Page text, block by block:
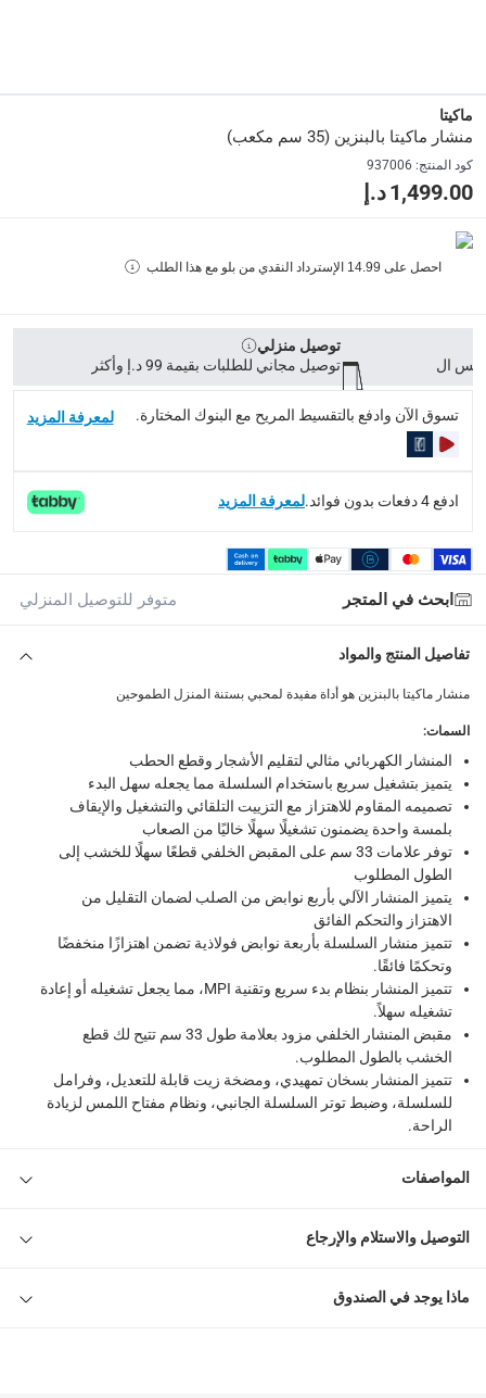
الأبعاد:
52 x 33 x 45
رقم الموديل
EA3502S40B
Delivery & Returns
التوصيل المُتَتَبَّع: خلال 1 إلى 5 أيام عمل -توصيل مجاني للطلبات
delivery times
توصيل المنتجات الكبيرة أو التي تحتاج تركيب: خلال 2 إلى 4 أيام عمل
collection
returns
إمكانية إرجاع المنتجات المؤهلة مجاناً خلال 30 يوماً.
What's in the Box
1 منشار بالبنزين 35 سم مكعب
ماكيتا
منشار ماكيتا بالبنزين (35 سم مكعب)
كود المنتج:
937006
1,499.00 د.إ
احصل على 14.99 الإسترداد النقدي من بلو مع هذا الطلب
توصيل منزلي
توصيل مجاني للطلبات بقيمة 99 د.إ وأكثر
تسوق الآن وادفع بالتقسيط المريح مع البنوك المختارة. لمعرفة المزيد
ادفع 4 دفعات بدون فوائد. لمعرفة المزيد
ابحث في المتجر متوفر للتوصيل المنزلي
تفاصيل المنتج والمواد
منشار ماكيتا بالبنزين هو أداة مفيدة لمحبي بستنة المنزل الطموحين
السمات:
المنشار الكهربائي مثالي لتقليم الأشجار وقطع الحطب
يتميز بتشغيل سريع باستخدام السلسلة مما يجعله سهل البدء
تصميمه المقاوم للاهتزاز مع التزييت التلقائي والتشغيل والإيقاف
بلمسة واحدة يضمنون تشغيلًا سهلًا خاليًا من الصعاب
توفر علامات 33 سم على المقبض الخلفي قطعًا سهلًا للخشب إلى
الطول المطلوب
يتميز المنشار الآلي بأربع نوابض من الصلب لضمان التقليل من
الاهتزاز والتحكم الفائق
تتميز منشار السلسلة بأربعة نوابض فولاذية تضمن اهتزازًا منخفضًا
وتحكمًا فائقًا.
تتميز المنشار بنظام بدء سريع وتقنية MPI، مما يجعل تشغيله أو إعادة
تشغيله سهلاً.
مقبض المنشار الخلفي مزود بعلامة طول 33 سم تتيح لك قطع
الخشب بالطول المطلوب.
تتميز المنشار بسخان تمهيدي، ومضخة زيت قابلة للتعديل، وفرامل
للسلسلة، وضبط توتر السلسلة الجانبي، ونظام مفتاح اللمس لزيادة
الراحة.
المواصفات
التوصيل والاستلام والإرجاع
ماذا يوجد في الصندوق